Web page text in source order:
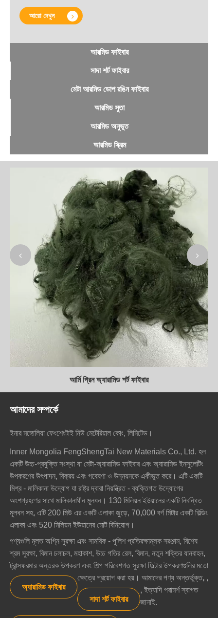
আরো দেখুন
আরমিড ফাইবার
সাদা শর্ট ফাইবার
মেটা আরমিড ডোপ রঙিন ফাইবার
আরমিড সুতা
আরমিড অনুভূত
আরমিড স্ক্রিম
আর্মি গ্রিন অ্যারামিড শর্ট ফাইবার
আমাদের সম্পর্কে
ইনার মঙ্গোলিয়া ফেংশেংটাই নিউ মেটেরিয়াল কোং, লিমিটেড।
Inner Mongolia FengShengTai New Materials Co., Ltd. হল
একটি উচ্চ-প্রযুক্তি সংস্থা যা মেটা-অ্যারামিড ফাইবার এবং অ্যারামিড ইনসুলেটিং
উপকরণের উৎপাদন, বিক্রয় এবং গবেষণা ও উন্নয়নকে একীভূত করে। এটি একটি
মিশ্র - মালিকানা উদ্যোগ যা রাষ্ট্র দ্বারা নিয়ন্ত্রিত - ব্যক্তিগত উদ্যোগের
অংশগ্রহণের সাথে মালিকানাধীন মূলধন। 130 মিলিয়ন ইউয়ানের একটি নিবন্ধিত
মূলধন সহ, এটি 200 মিউ এর একটি এলাকা জুড়ে, 70,000 বর্গ মিটার একটি বিল্ডিং
এলাকা এবং 520 মিলিয়ন ইউয়ানের মোট বিনিয়োগ।
পণ্যগুলি মূলত অগ্নি সুরক্ষা এবং সামরিক - পুলিশ প্রতিরক্ষামূলক সরঞ্জাম, বিশেষ
শ্রম সুরক্ষা, বিমান চলাচল, মহাকাশ, উচ্চ গতির রেল, বিমান, নতুন শক্তির যানবাহন,
ট্রান্সফরমার অন্তরক উপকরণ এবং শিল্প পরিবেশগত সুরক্ষা ফিল্টার উপকরণগুলির মতো
ক্ষেত্রে প্রয়োগ করা হয়। আমাদের পণ্য অন্তর্ভুক্ত
অ্যারামিড ফাইবার
,
সাদা শর্ট ফাইবার
,
, ইত্যাদি পরামর্শ স্বাগত
জানাই.